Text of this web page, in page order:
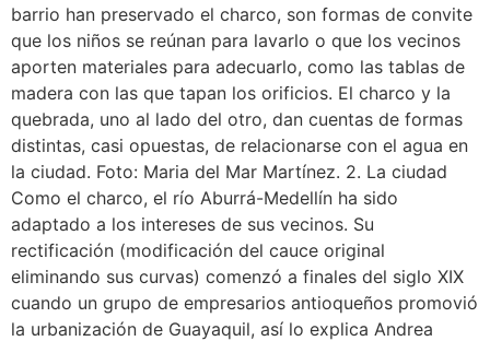
barrio han preservado el charco, son formas de convite
que los niños se reúnan para lavarlo o que los vecinos
aporten materiales para adecuarlo, como las tablas de
madera con las que tapan los orificios. El charco y la
quebrada, uno al lado del otro, dan cuentas de formas
distintas, casi opuestas, de relacionarse con el agua en
la ciudad. Foto: Maria del Mar Martínez. 2. La ciudad
Como el charco, el río Aburrá-Medellín ha sido
adaptado a los intereses de sus vecinos. Su
rectificación (modificación del cauce original
eliminando sus curvas) comenzó a finales del siglo XIX
cuando un grupo de empresarios antioqueños promovió
la urbanización de Guayaquil, así lo explica Andrea